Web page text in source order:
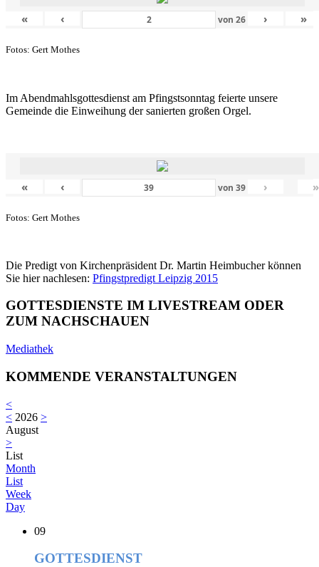
« ‹ von26 › »
Fotos: Gert Mothes
Im Abendmahlsgottesdienst am Pfingstsonntag feierte unsere
Gemeinde die Einweihung der sanierten großen Orgel.
« ‹ von39 › »
Fotos: Gert Mothes
Die Predigt von Kirchenpräsident Dr. Martin Heimbucher können
Sie hier nachlesen: Pfingstpredigt Leipzig 2015
GOTTESDIENSTE IM LIVESTREAM ODER
ZUM NACHSCHAUEN
Mediathek
KOMMENDE VERANSTALTUNGEN
<
< 2026 >
August
>
List
Month
List
Week
Day
09
GOTTESDIENST